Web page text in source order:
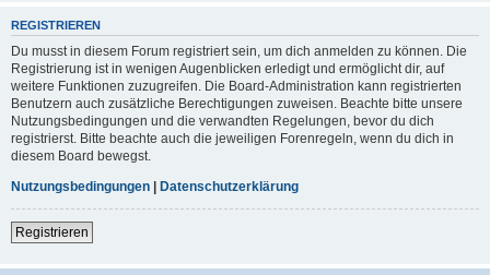
REGISTRIEREN
Du musst in diesem Forum registriert sein, um dich anmelden zu können. Die
Registrierung ist in wenigen Augenblicken erledigt und ermöglicht dir, auf
weitere Funktionen zuzugreifen. Die Board-Administration kann registrierten
Benutzern auch zusätzliche Berechtigungen zuweisen. Beachte bitte unsere
Nutzungsbedingungen und die verwandten Regelungen, bevor du dich
registrierst. Bitte beachte auch die jeweiligen Forenregeln, wenn du dich in
diesem Board bewegst.
Nutzungsbedingungen | Datenschutzerklärung
Registrieren